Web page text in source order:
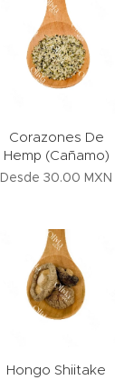
Corazones De
Hemp (Cañamo)
Desde30.00 MXN
Hongo Shiitake